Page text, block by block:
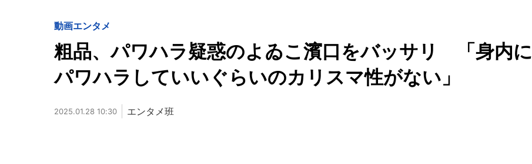
動画エンタメ
粗品、パワハラ疑惑のよゐこ濱口をバッサリ 「身内に
パワハラしていいぐらいのカリスマ性がない」
2025.01.28 10:30 エンタメ班